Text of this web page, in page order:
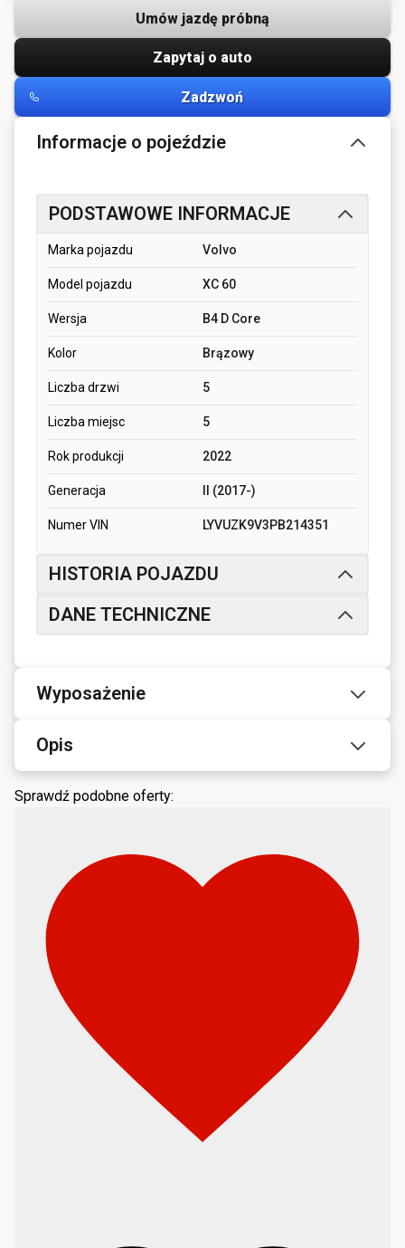
Umów jazdę próbną
Zapytaj o auto
Zadzwoń
Informacje o pojeździe
PODSTAWOWE INFORMACJE
Marka pojazdu Volvo
Model pojazdu XC 60
Wersja B4 D Core
Kolor Brązowy
Liczba drzwi 5
Liczba miejsc 5
Rok produkcji 2022
Generacja II (2017-)
Numer VIN LYVUZK9V3PB214351
HISTORIA POJAZDU
DANE TECHNICZNE
Wyposażenie
Opis
Sprawdź podobne oferty: